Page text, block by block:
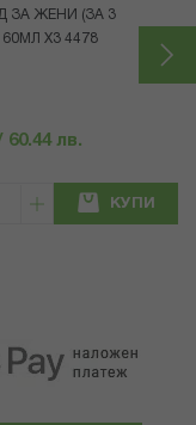
ЗА ЖЕНИ (ЗА 3
X3 4478
60.44 лв.
КУПИ